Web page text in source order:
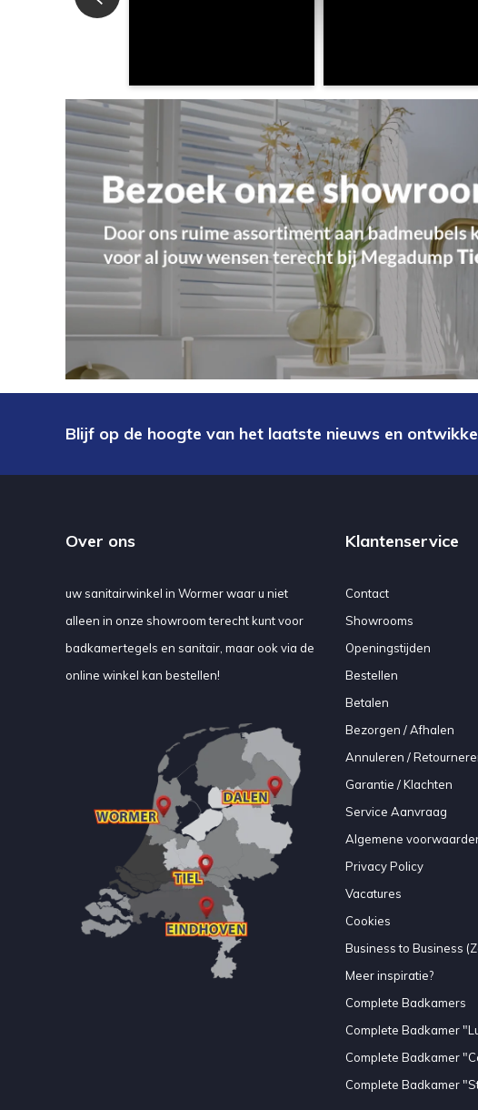
Blijf op de hoogte van het laatste nieuws en
Over ons
uw sanitairwinkel in Wormer waar u niet
alleen in onze showroom terecht kunt voor
badkamertegels en sanitair, maar ook via de
online winkel kan bestellen!
Klantenservice
Contact
Showrooms
Openingstijden
Bestellen
Betalen
Bezorgen / Afhalen
Annuleren /
Garantie / Klachten
Service Aanvraag
Algemene
Privacy Policy
Vacatures
Cookies
Business to Business
Meer inspiratie?
Complete Badkamers
Complete Badkamer
Complete Badkamer
Complete Badkamer